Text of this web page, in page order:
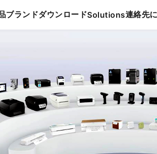
ブランドダウンロードSolutions連絡先